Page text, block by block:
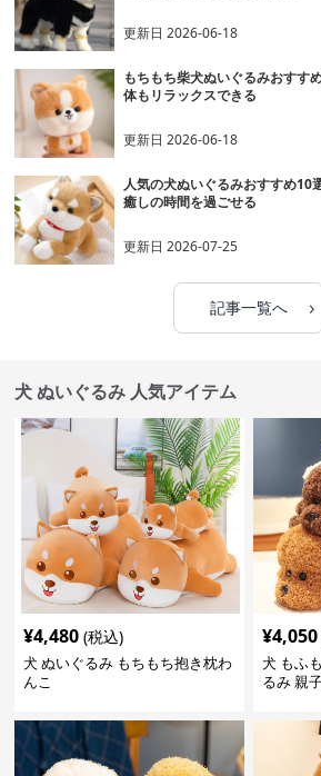
更新日2026-06-18
もちもち柴犬ぬいぐるみおすす
体もリラックスできる
更新日2026-06-18
人気の犬ぬいぐるみおすすめ10
癒しの時間を過ごせる
更新日2026-07-25
記事一覧へ ›
犬 ぬいぐるみ 人気アイテム
¥4,480 (税込)
犬 ぬいぐるみ もちもち抱き枕わ
んこ
¥4,050
犬 もふ
るみ 親